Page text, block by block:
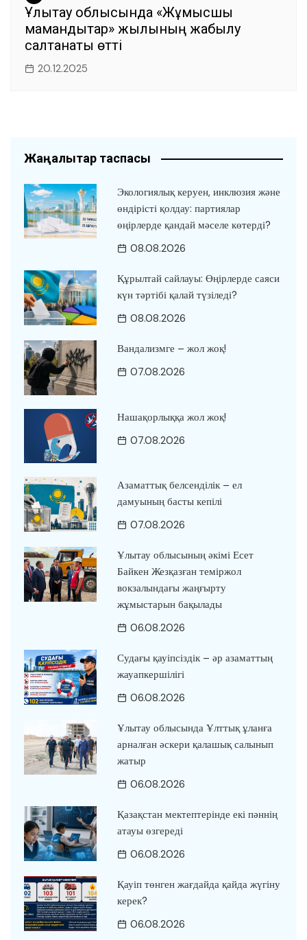
Ұлытау облысында «Жұмысшы
мамандықтар» жылының жабылу
салтанаты өтті
20.12.2025
Жаңалықтар таспасы
Экологиялық керуен, инклюзия және
өндірісті қолдау: партиялар
өңірлерде қандай мәселе көтерді?
08.08.2026
Құрылтай сайлауы: Өңірлерде саяси
күн тәртібі қалай түзіледі?
08.08.2026
Вандализмге – жол жоқ!
07.08.2026
Нашақорлыққа жол жоқ!
07.08.2026
Азаматтық белсенділік – ел
дамуының басты кепілі
07.08.2026
Ұлытау облысының әкімі Есет
Байкен Жезқазған теміржол
вокзалындағы жаңғырту
жұмыстарын бақылады
06.08.2026
Судағы қауіпсіздік – әр азаматтың
жауапкершілігі
06.08.2026
Ұлытау облысында Ұлттық ұланға
арналған әскери қалашық салынып
жатыр
06.08.2026
Қазақстан мектептерінде екі пәннің
атауы өзгереді
06.08.2026
Қауіп төнген жағдайда қайда жүгіну
керек?
06.08.2026